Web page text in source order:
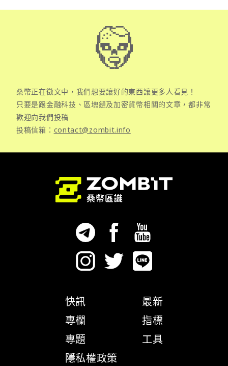
桑幣正在徵文中，我們想要讓好的東西讓更多人看見！
只要是跟金融科技、區塊鏈及加密貨幣相關的文章，都非常
歡迎向我們投稿
投稿信箱： contact@zombit.info
快訊
專欄
專題
隱私權政策
最新
指標
工具